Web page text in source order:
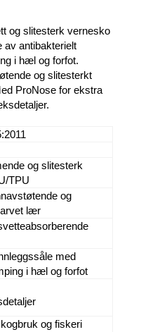
og slitesterk vernesko
av antibakterielt
i hæl og forfot.
og slitesterkt
ProNose for ekstra
og slitesterk
TPU
og
lær
med
i hæl og forfot
og fiskeri